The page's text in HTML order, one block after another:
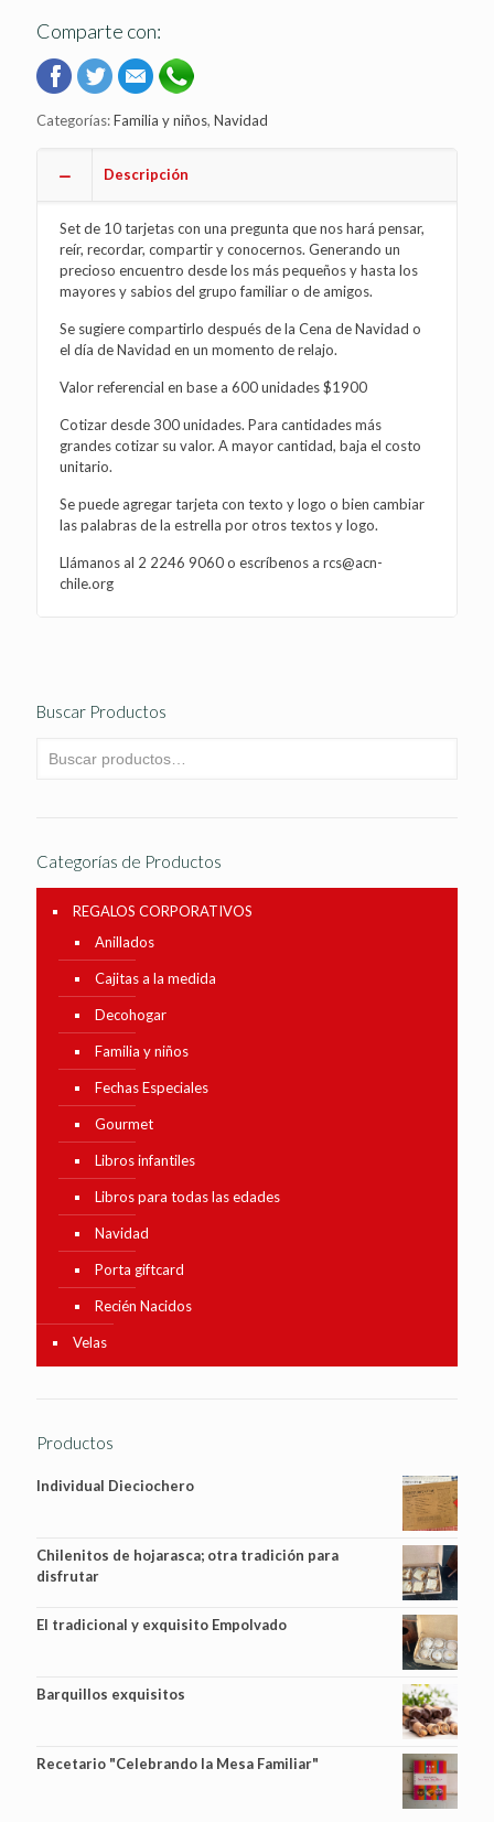
Comparte con:
Categorías:Familia y niños, Navidad
Descripción
Set de 10 tarjetas con una pregunta que nos hará pensar,
reír, recordar, compartir y conocernos. Generando un
precioso encuentro desde los más pequeños y hasta los
mayores y sabios del grupo familiar o de amigos.
Se sugiere compartirlo después de la Cena de Navidad o
el día de Navidad en un momento de relajo.
Valor referencial en base a 600 unidades $1900
Cotizar desde 300 unidades. Para cantidades más
grandes cotizar su valor. A mayor cantidad, baja el costo
unitario.
Se puede agregar tarjeta con texto y logo o bien cambiar
las palabras de la estrella por otros textos y logo.
Llámanos al 2 2246 9060o escríbenos a rcs@acn-
chile.org
Buscar Productos
Categorías de Productos
REGALOS CORPORATIVOS
Anillados
Cajitas a la medida
Decohogar
Familia y niños
Fechas Especiales
Gourmet
Libros infantiles
Libros para todas las edades
Navidad
Porta giftcard
Recién Nacidos
Velas
Productos
Individual Dieciochero
Chilenitos de hojarasca; otra tradición para
disfrutar
El tradicional y exquisito Empolvado
Barquillos exquisitos
Recetario "Celebrando la Mesa Familiar"